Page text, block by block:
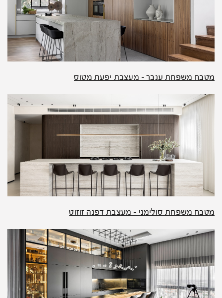
מטבח משפחת ענבר – מעצבת יפעת מטוס
מטבח משפחת סולימני – מעצבת דפנה זוזוט